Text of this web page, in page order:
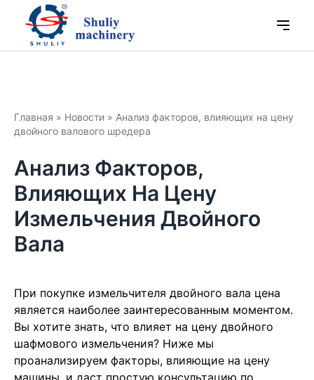
Главная » Новости » Анализ факторов, влияющих на цену
двойного валового шредера
Анализ Факторов,
Влияющих На Цену
Измельчения Двойного
Вала
При покупке измельчителя двойного вала цена
является наиболее заинтересованным моментом.
Вы хотите знать, что влияет на цену двойного
шафмового измельчения? Ниже мы
проанализируем факторы, влияющие на цену
машины, и даст простую консультацию по